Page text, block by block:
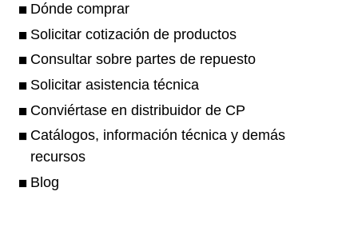
Dónde comprar
Solicitar cotización de productos
Consultar sobre partes de repuesto
Solicitar asistencia técnica
Conviértase en distribuidor de CP
Catálogos, información técnica y demás
recursos
Blog